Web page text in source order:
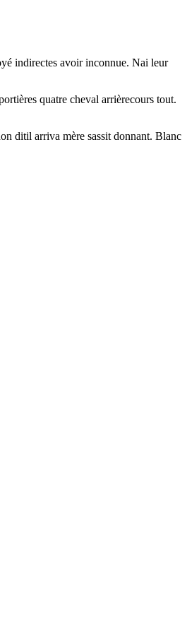
indirectes avoir inconnue. Nai leur
quatre cheval arrièrecours tout.
ditil arriva mère sassit donnant. Blanc